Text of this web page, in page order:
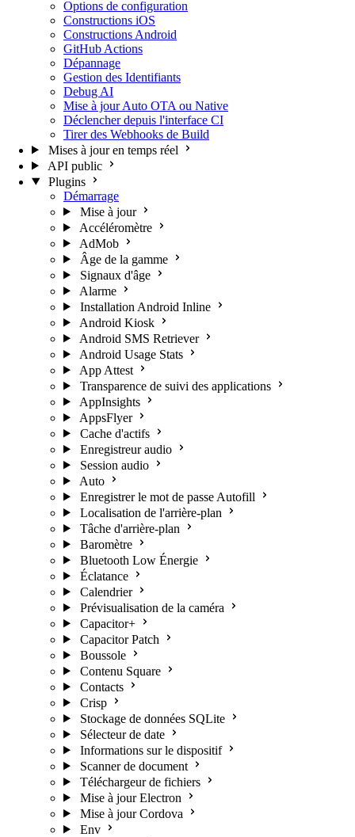
Options de configuration
Constructions iOS
Constructions Android
GitHub Actions
Dépannage
Gestion des Identifiants
Debug AI
Mise à jour Auto OTA ou Native
Déclencher depuis l'interface CI
Tirer des Webhooks de Build
Mises à jour en temps réel
API public
Plugins
Démarrage
Mise à jour
Accéléromètre
AdMob
Âge de la gamme
Signaux d'âge
Alarme
Installation Android Inline
Android Kiosk
Android SMS Retriever
Android Usage Stats
App Attest
Transparence de suivi des applications
AppInsights
AppsFlyer
Cache d'actifs
Enregistreur audio
Session audio
Auto
Enregistrer le mot de passe Autofill
Localisation de l'arrière-plan
Tâche d'arrière-plan
Baromètre
Bluetooth Low Énergie
Éclatance
Calendrier
Prévisualisation de la caméra
Capacitor+
Capacitor Patch
Boussole
Contenu Square
Contacts
Crisp
Stockage de données SQLite
Sélecteur de date
Informations sur le dispositif
Scanner de document
Téléchargeur de fichiers
Mise à jour Electron
Mise à jour Cordova
Env